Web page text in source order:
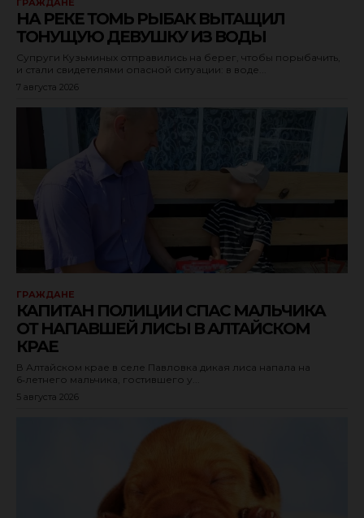
ГРАЖДАНЕ
НА РЕКЕ ТОМЬ РЫБАК ВЫТАЩИЛ
ТОНУЩУЮ ДЕВУШКУ ИЗ ВОДЫ
Супруги Кузьминых отправились на берег, чтобы порыбачить,
и стали свидетелями опасной ситуации: в воде...
7 августа 2026
ГРАЖДАНЕ
КАПИТАН ПОЛИЦИИ СПАС МАЛЬЧИКА
ОТ НАПАВШЕЙ ЛИСЫ В АЛТАЙСКОМ
КРАЕ
В Алтайском крае в селе Павловка дикая лиса напала на
6‑летнего мальчика, гостившего у...
5 августа 2026